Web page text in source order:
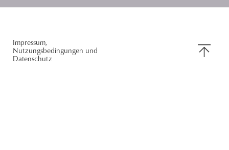
Impressum,
Nutzungsbedingungen und
Datenschutz
NACH
OBEN